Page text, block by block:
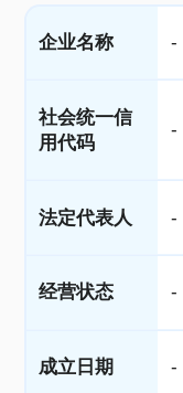
企业名称 -
社会统一信
用代码
-
法定代表人 -
经营状态 -
成立日期 -